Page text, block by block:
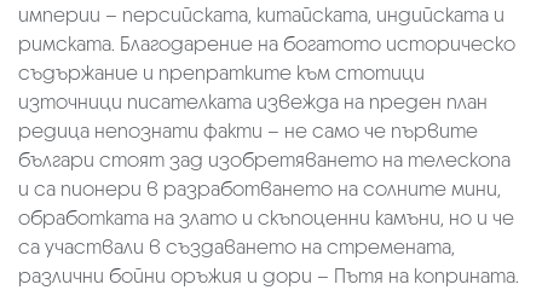
империи – персийската, китайската, индийската и
римската. Благодарение на богатото историческо
съдържание и препратките към стотици
източници писателката извежда на преден план
редица непознати факти – не само че първите
българи стоят зад изобретяването на телескопа
и са пионери в разработването на солните мини,
обработката на злато и скъпоценни камъни, но и че
са участвали в създаването на стремената,
различни бойни оръжия и дори – Пътя на коприната.